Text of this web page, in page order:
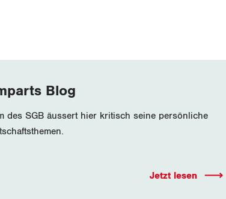
Blog
des SGB äussert hier kritisch seine persönliche
Jetzt lesen